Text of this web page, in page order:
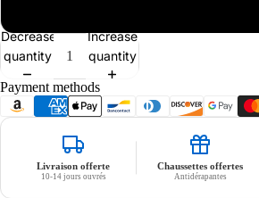
Decrease
quantity
Increase
quantity
Payment methods
Livraison offerte
10-14 jours ouvrés
Chaussettes offertes
Antidérapantes